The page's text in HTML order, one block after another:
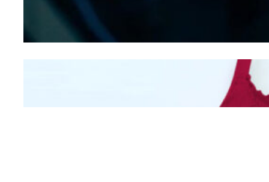
Mengintip Kepribadian
Wanita Dari Warna Bra